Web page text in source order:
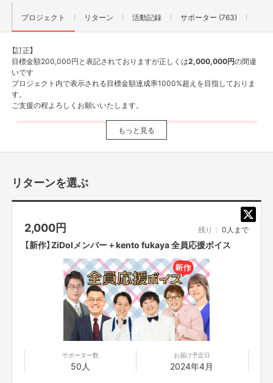
プロジェクト リターン 活動記録 サポーター (763)
【訂正】
目標金額200,000円と表記されておりますが正しくは2,000,000円の間違
いです
プロジェクト内で表示される目標金額達成率1000%超えを目指しておりま
す。
ご支援の程よろしくお願いいたします。
自己紹介
ﾀｲﾄﾙ：ZiDol ONEMAN LIVE inOSAKA
場所：味園ユニバース
料金：¥3,500-（別途1ドリンク代必要）
※配信あり
もっと見る
リターンを選ぶ
2,000円 残り： 0人まで
【新作】ZiDolメンバー＋kento fukaya 全員応援ボイス
サポーター数
50人
お届け予定日
2024年4月